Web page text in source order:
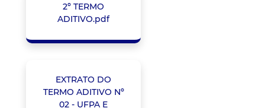
2º TERMO
ADITIVO.pdf
EXTRATO DO
TERMO ADITIVO Nº
02 - UFPA E